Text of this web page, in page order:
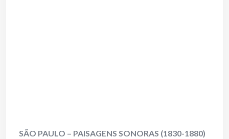
SÃO PAULO – PAISAGENS SONORAS (1830-1880)